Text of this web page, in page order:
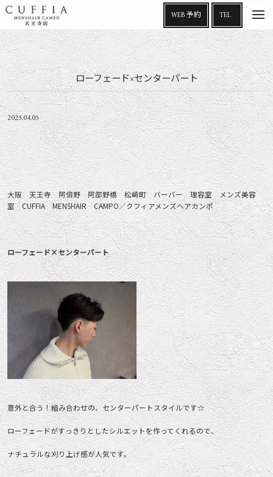
ローフェード×センターパート
2025.04.05
大阪 天王寺 阿倍野 阿部野橋 松崎町 バーバー 理容室 メンズ美容
室 CUFFIA MENSHAIR CAMPO／クフィアメンズヘアカンポ
ローフェード×センターパート
意外と合う！組み合わせの、センターパートスタイルです☆
ローフェードがすっきりとしたシルエットを作ってくれるので、
ナチュラルな刈り上げ感が人気です。
t
o
g
g
a
v
i
g
o
WEB 予約 TEL